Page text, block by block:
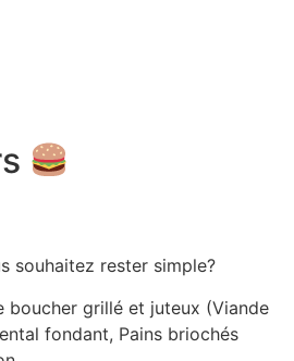
souhaitez rester simple?
boucher grillé et juteux (Viande
fondant, Pains briochés